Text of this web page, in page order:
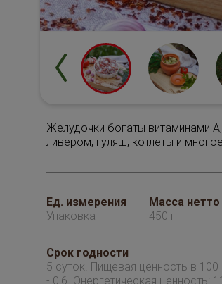
Желудочки богаты витаминами
ливером, гуляш, котлеты и
Ед. измерения
Упаковка
Масса нетто
450 г
Срок годности
5 суток. Пищевая ценность в
- 0,6. Энергетическая ценность: